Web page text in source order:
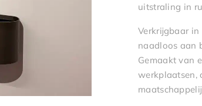
uitstraling in
Verkrijgbaar
naadloos aan
Gemaakt van
werkplaatsen,